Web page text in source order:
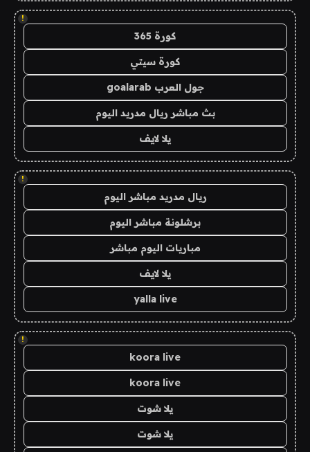
!
كورة 365
كورة سيتي
جول العرب goalarab
بث مباشر ريال مدريد اليوم
يلا لايف
!
ريال مدريد مباشر اليوم
برشلونة مباشر اليوم
مباريات اليوم مباشر
يلا لايف
yalla live
!
koora live
koora live
يلا شوت
يلا شوت